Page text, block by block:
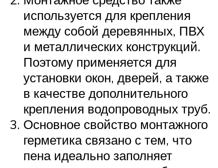
используется для крепления
между собой деревянных, ПВХ
и металлических конструкций.
Поэтому применяется для
установки окон, дверей, а также
в качестве дополнительного
крепления водопроводных труб.
Основное свойство монтажного
герметика связано с тем, что
пена идеально заполняет